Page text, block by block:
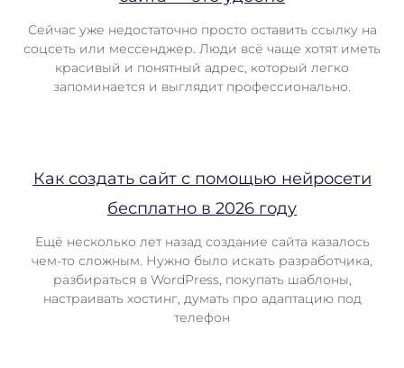
Сейчас уже недостаточно просто оставить ссылку на
соцсеть или мессенджер. Люди всё чаще хотят иметь
красивый и понятный адрес, который легко
запоминается и выглядит профессионально.
Как создать сайт с помощью нейросети
бесплатно в 2026 году
Ещё несколько лет назад создание сайта казалось
чем-то сложным. Нужно было искать разработчика,
разбираться в WordPress, покупать шаблоны,
настраивать хостинг, думать про адаптацию под
телефон